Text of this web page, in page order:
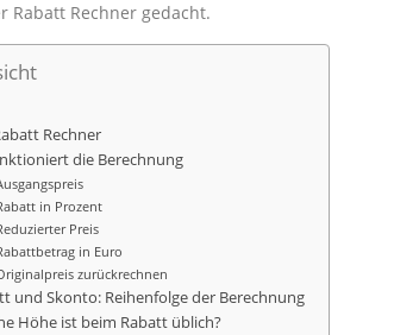
Rabatt Rechner gedacht.
Rechner
die Berechnung
in Prozent
Preis
in Euro
zurückrechnen
und Skonto: Reihenfolge der Berechnung
Höhe ist beim Rabatt üblich?